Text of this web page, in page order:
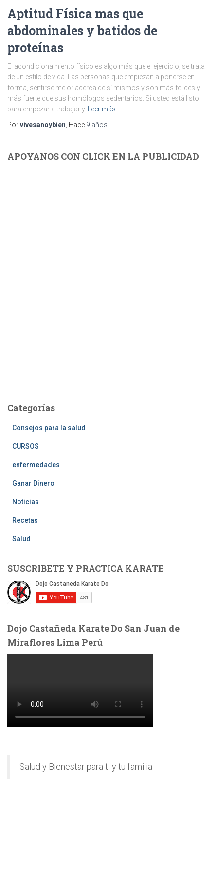
Aptitud Física mas que
abdominales y batidos de
proteínas
El acondicionamiento físico es algo más que el ejercicio; se trata
de un estilo de vida. Las personas que empiezan a ponerse en
forma, sentirse mejor acerca de sí mismos y son más felices y
más fuerte que sus homólogos sedentarios. Si usted está listo
para empezar a trabajar y Leer más
Porvivesanoybien, Hace 9 años
APOYANOS CON CLICK EN LA PUBLICIDAD
Categorías
Consejos para la salud
CURSOS
enfermedades
Ganar Dinero
Noticias
Recetas
Salud
SUSCRIBETE Y PRACTICA KARATE
Dojo Castañeda Karate Do San Juan de
Miraflores Lima Perú
Salud y Bienestar para ti y tu familia